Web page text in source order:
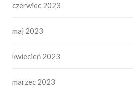
czerwiec 2023
maj 2023
kwiecień 2023
marzec 2023